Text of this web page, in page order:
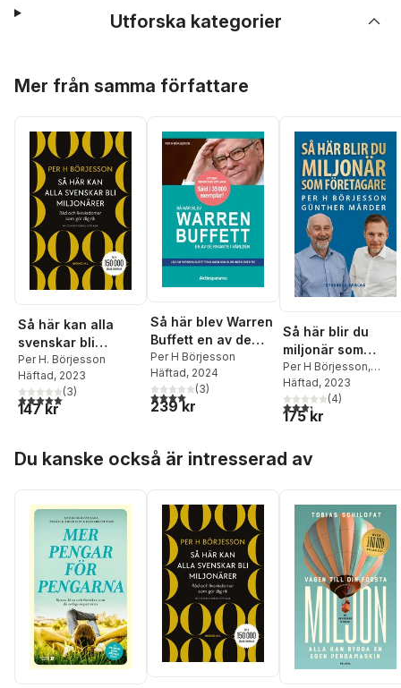
Utforska kategorier
Mer från samma författare
Så här kan alla
svenskar bli
miljonärer
Per H. Börjesson
Häftad, 2023
5,0utav 5 stjärnor. Totalt antal röster:
(3)
147 kr
Så här blev Warren
Buffett en av de
rikaste i världen
Per H Börjesson
Häftad, 2024
4,0utav 5 stjärnor. Totalt antal röster:
(3)
239 kr
Så här blir du
miljonär som
företagare
Per H Börjesson,
Günther Mårder
Häftad, 2023
3,3utav 5 stjärnor.
(4)
175 kr
Du kanske också är intresserad av